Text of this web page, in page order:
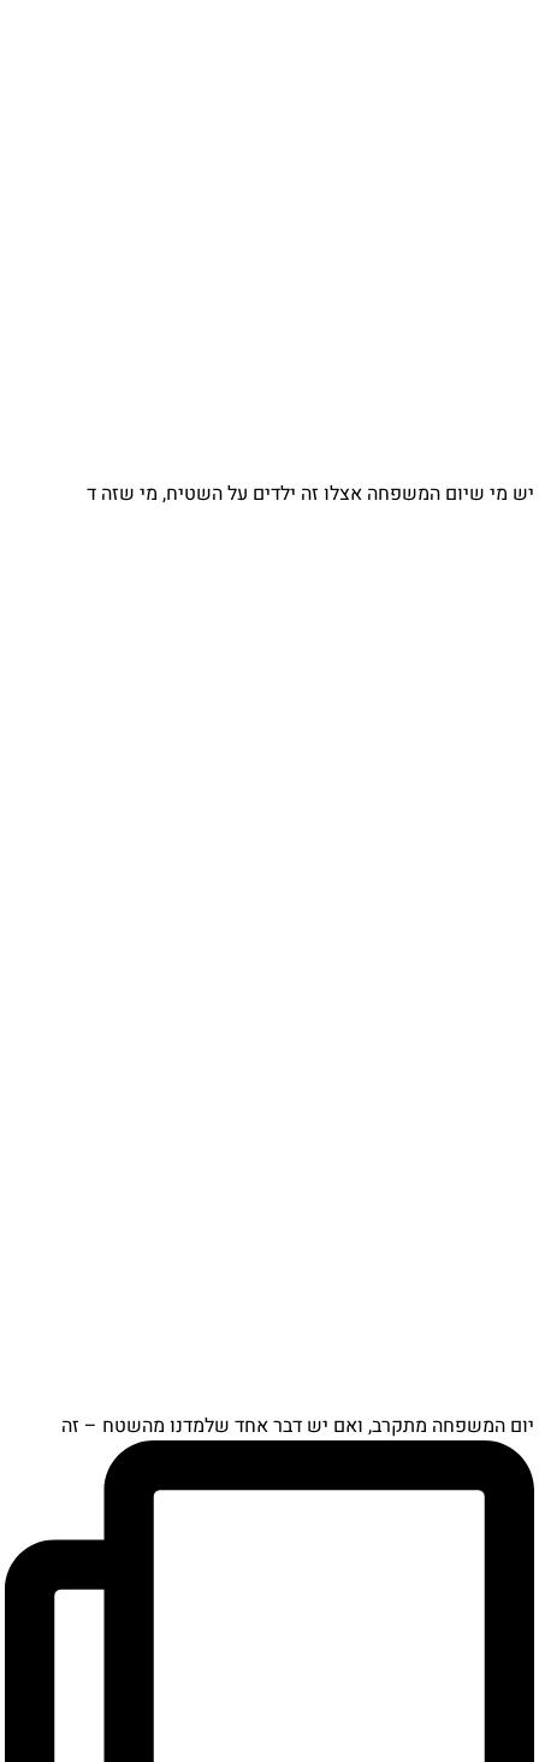
יש מי שיום המשפחה אצלו זה ילדים על השטיח, מי שזה ד
יום המשפחה מתקרב, ואם יש דבר אחד שלמדנו מהשטח – זה